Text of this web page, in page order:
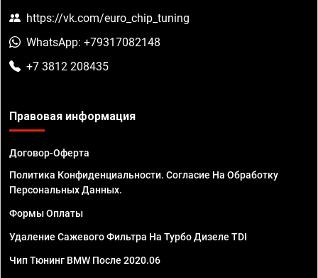
https://vk.com/euro_chip_tuning
WhatsApp: +79317082148
+7 3812 208435
Правовая информация
Договор-Оферта
Политика Конфиденциальности. Согласие На Обработку
Персональных Данных.
Формы Оплаты
Удаление Сажевого Фильтра На Турбо Дизеле TDI
Чип Тюнинг BMW После 2020.06